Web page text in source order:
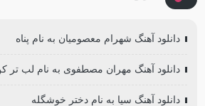
دانلود آهنگ شهرام معصومیان به نام پناه
دانلود آهنگ مهران مصطفوی به نام لب تر
دانلود آهنگ سیا به نام دختر خوشگله